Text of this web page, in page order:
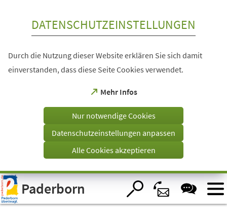
Visuelle
Assistenzsoftware
öffnen.
DATENSCHUTZEINSTELLUNGEN
Durch die Nutzung dieser Website erklären Sie sich damit
einverstanden, dass diese Seite Cookies verwendet.
Mehr Infos
(Öffnet
einem
Tab)
Nur notwendige Cookies
Datenschutzeinstellungen anpassen
Alle Cookies akzeptieren
Paderborn